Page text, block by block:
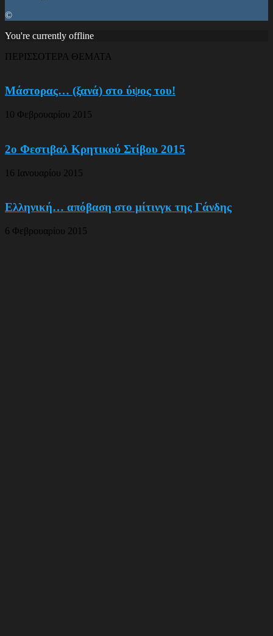
©
You're currently offline
ΠΕΡΙΣΣΟΤΕΡΑ ΘΕΜΑΤΑ
Μάστορας… (ξανά) στο ύψος του!
10 Φεβρουαρίου 2015
2o Φεστιβαλ Κρητικού Στίβου 2015
16 Ιανουαρίου 2015
Ελληνική… απόβαση στο μίτινγκ της Γάνδης
6 Φεβρουαρίου 2015